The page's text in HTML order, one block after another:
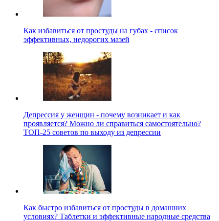
Как избавиться от простуды на губах - список
эффективных, недорогих мазей
Депрессия у женщин - почему возникает и как
проявляется? Можно ли справиться самостоятельно?
ТОП-25 советов по выходу из депрессии
Как быстро избавиться от простуды в домашних
условиях? Таблетки и эффективные народные средства